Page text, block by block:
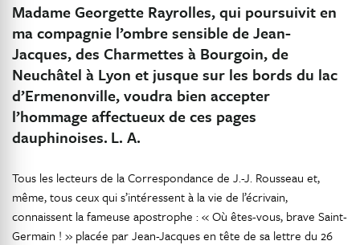
Madame Georgette Rayrolles, qui poursuivit en
ma compagnie l’ombre sensible de Jean-
Jacques, des Charmettes à Bourgoin, de
Neuchâtel à Lyon et jusque sur les bords du lac
d’Ermenonville, voudra bien accepter
l’hommage affectueux de ces pages
dauphinoises. L. A.
Tous les lecteurs de la Correspondance de J.-J. Rousseau et,
même, tous ceux qui s’intéressent à la vie de l’écrivain,
connaissent la fameuse apostrophe : « Où êtes-vous, brave Saint-
Germain ! » placée par Jean-Jacques en tête de sa lettre du 26